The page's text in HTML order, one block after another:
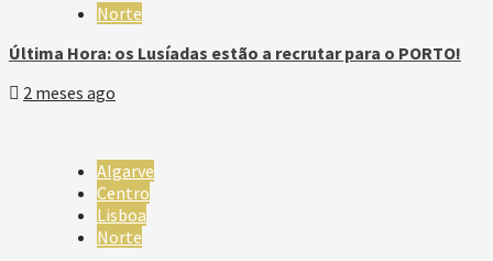
Norte
Última Hora: os Lusíadas estão a recrutar para o PORTO!
2 meses ago
Algarve
Centro
Lisboa
Norte